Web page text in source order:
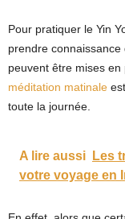
Pour pratiquer le Yin
prendre
peuvent être mises
méditation matinale
toute la journée.
A lire aussi
Les
votre voyage en